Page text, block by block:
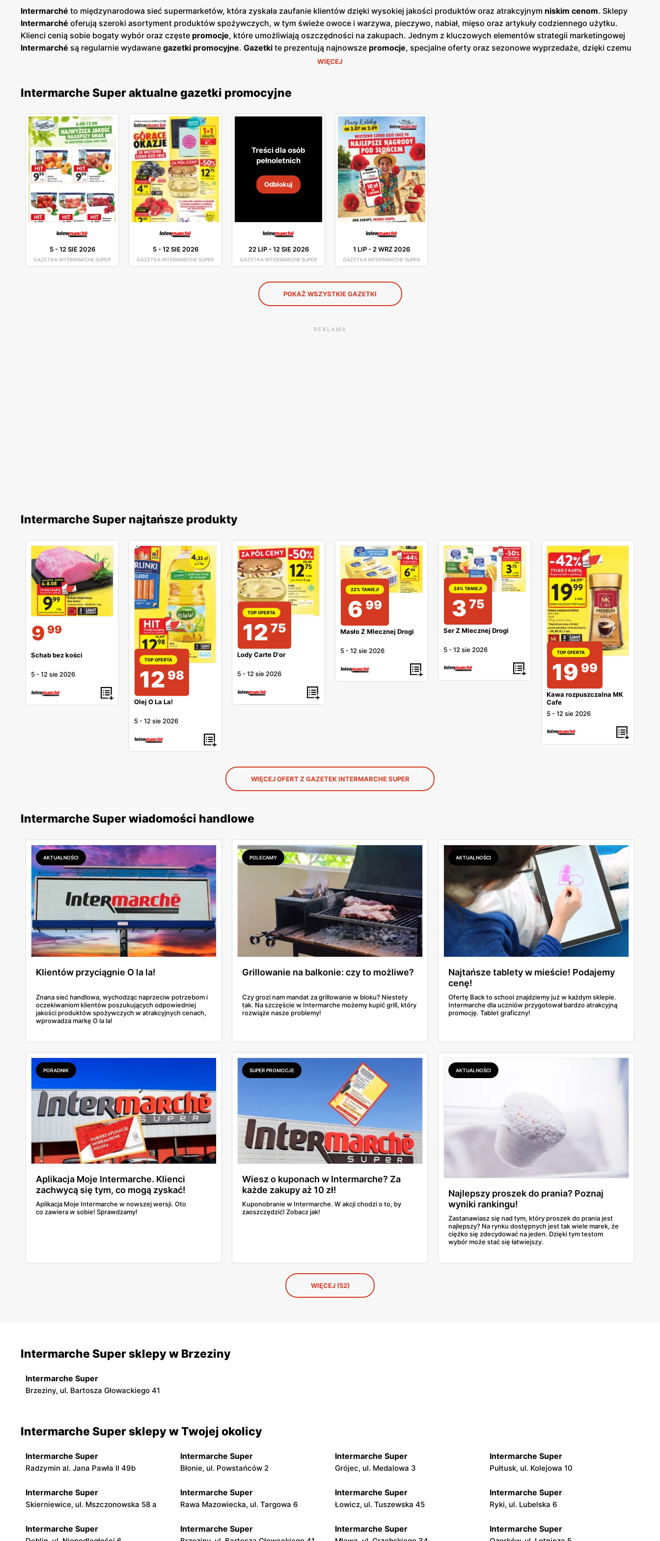
Intermarché to międzynarodowa sieć supermarketów, która zyskała zaufanie klientów dzięki wysokiej jakości produktów oraz atrakcyjnym niskim cenom. Sklepy
Intermarché oferują szeroki asortyment produktów spożywczych, w tym świeże owoce i warzywa, pieczywo, nabiał, mięso oraz artykuły codziennego użytku.
Klienci cenią sobie bogaty wybór oraz częste promocje, które umożliwiają oszczędności na zakupach. Jednym z kluczowych elementów strategii marketingowej
Intermarché są regularnie wydawane gazetki promocyjne. Gazetki te prezentują najnowsze promocje, specjalne oferty oraz sezonowe wyprzedaże, dzięki czemu
klienci mogą planować swoje zakupy i korzystać z wyjątkowych okazji cenowych. Publikacje te są dostępne zarówno w formie papierowej w sklepach, jak i online,
wybór produktów od lokalnych dostawców. Dzięki temuIntermarchézdobyła lojalność wielu zadowolonych klientów. Produkty oferowane przez
cenach. Sieć stawia na innowacyjność i ciągłe udoskonalanie swojej oferty, aby sprostać oczekiwaniom klientów poszukujących świeżych i wysokiej jakości
produktów spożywczych.
WIĘCEJ
Intermarche Super aktualne gazetki promocyjne
5-12 SIE 2026
GAZETKA INTERMARCHE SUPER
5-12 SIE 2026
GAZETKA INTERMARCHE SUPER
Treści dla osób
pełnoletnich
Odblokuj
22 LIP-12 SIE 2026
GAZETKA INTERMARCHE SUPER
1 LIP- 2 WRZ 2026
GAZETKA INTERMARCHE SUPER
POKAŻ WSZYSTKIE GAZETKI
REKLAMA
Intermarche Super najtańsze produkty
9 99
Schab bez kości
5 -12 sie 2026
TOP OFERTA
12 98
Olej O La La!
5 -12 sie 2026
TOP OFERTA
12 75
Lody Carte D'or
5 -12 sie 2026
22% TANIEJ!
6 99
Masło Z Mlecznej Drogi
5 -12 sie 2026
24% TANIEJ!
3 75
Ser Z Mlecznej Drogi
5 -12 sie 2026 TOP OFERTA
19 99
Kawa rozpuszczalna MK
Cafe
5 -12 sie 2026
WIĘCEJ OFERT Z GAZETEK INTERMARCHE SUPER
Intermarche Super wiadomości handlowe
AKTUALNOŚCI
Klientów przyciągnie O la la!
Znana sieć handlowa, wychodząc naprzeciw potrzebom i
oczekiwaniom klientów poszukujących odpowiedniej
jakości produktów spożywczych w atrakcyjnych cenach,
wprowadza markę O la la!
POLECAMY
Grillowanie na balkonie: czy to możliwe?
Czy grozi nam mandat za grillowanie w bloku? Niestety
tak. Na szczęście w Intermarche możemy kupić grill, który
rozwiąże nasze problemy!
AKTUALNOŚCI
Najtańsze tablety w mieście! Podajemy
cenę!
Ofertę Back to school znajdziemy już w każdym sklepie.
Intermarche dla uczniów przygotował bardzo atrakcyjną
promocję. Tablet graficzny!
PORADNIK
Aplikacja Moje Intermarche. Klienci
zachwycą się tym, co mogą zyskać!
Aplikacja Moje Intermarche w nowszej wersji. Oto
co zawiera w sobie! Sprawdzamy!
SUPER PROMOCJE
Wiesz o kuponach w Intermarche? Za
każde zakupy aż 10 zł!
Kuponobranie w Intermarche. W akcji chodzi o to, by
zaoszczędzić! Zobacz jak!
AKTUALNOŚCI
Najlepszy proszek do prania? Poznaj
wyniki rankingu!
Zastanawiasz się nad tym, który proszek do prania jest
najlepszy? Na rynku dostępnych jest tak wiele marek, że
ciężko się zdecydować na jeden. Dzięki tym testom
wybór może stać się łatwiejszy.
WIĘCEJ (52)
Intermarche Super sklepy w Brzeziny
Intermarche Super
Brzeziny, ul. Bartosza Głowackiego 41
Intermarche Super sklepy w Twojej okolicy
Intermarche Super
Radzymin al. Jana Pawła II 49b
Intermarche Super
Błonie, ul. Powstańców 2
Intermarche Super
Grójec, ul. Medalowa 3
Intermarche Super
Pułtusk, ul. Kolejowa 10
Intermarche Super
Skierniewice, ul. Mszczonowska 58 a
Intermarche Super
Rawa Mazowiecka, ul. Targowa 6
Intermarche Super
Łowicz, ul. Tuszewska 45
Intermarche Super
Ryki, ul. Lubelska 6
Intermarche Super Intermarche Super Intermarche Super Intermarche Super